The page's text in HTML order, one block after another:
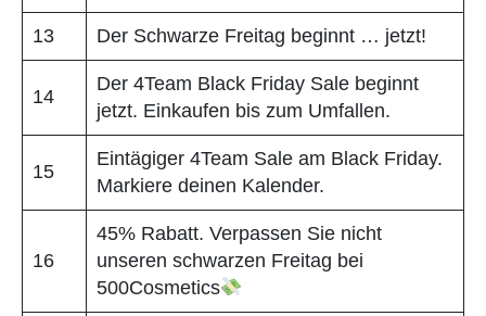
13 Der Schwarze Freitag beginnt … jetzt!
14
Der 4Team Black Friday Sale beginnt
jetzt. Einkaufen bis zum Umfallen.
15
Eintägiger 4Team Sale am Black Friday.
Markiere deinen Kalender.
16
45% Rabatt. Verpassen Sie nicht
unseren schwarzen Freitag bei
500Cosmetics